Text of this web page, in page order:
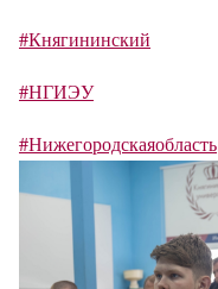
#Княгининский
#НГИЭУ
#Нижегородскаяобласть